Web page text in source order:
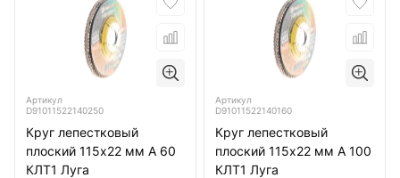
Артикул
D91011522140250
Круг лепестковый
плоский 115х22 мм A 60
КЛТ1 Луга
Артикул
D91011522140160
Круг лепестковый
плоский 115х22 мм A 100
КЛТ1 Луга